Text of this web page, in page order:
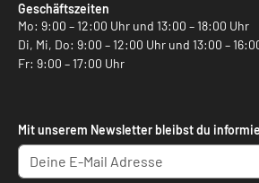
Geschäftszeiten
Mo: 9:00 – 12:00 Uhr und 13:00 – 18:00 Uhr
Di, Mi, Do: 9:00 – 12:00 Uhr und 13:00 –
Fr: 9:00 – 17:00 Uhr
Mit unserem Newsletter bleibst du